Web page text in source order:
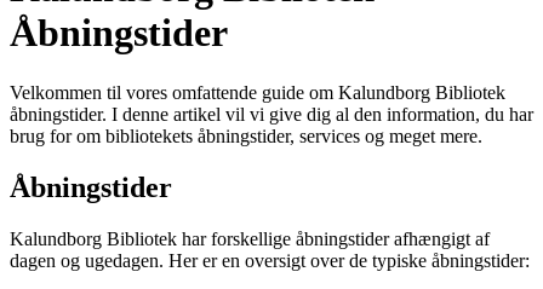
Åbningstider
Velkommen til vores omfattende guide om Kalundborg Bibliotek
åbningstider. I denne artikel vil vi give dig al den information, du har
brug for om bibliotekets åbningstider, services og meget mere.
Åbningstider
Kalundborg Bibliotek har forskellige åbningstider afhængigt af
dagen og ugedagen. Her er en oversigt over de typiske åbningstider: